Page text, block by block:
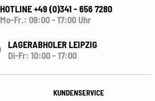
HOTLINE +49 (0)341 - 656 7280
Mo-Fr.: 09:00 - 17:00 Uhr
LAGERABHOLER LEIPZIG
Di-Fr: 10:00 - 17:00
KUNDENSERVICE